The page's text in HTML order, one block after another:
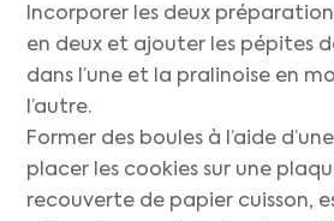
Incorporer les deux
en deux et ajouter les pépites
dans l’une et la pralinoise en
l’autre.
Former des boules à l’aide
placer les cookies sur une
recouverte de papier cuisson,